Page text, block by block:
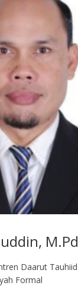
M.Pd
Daarut Tauhiid
Formal